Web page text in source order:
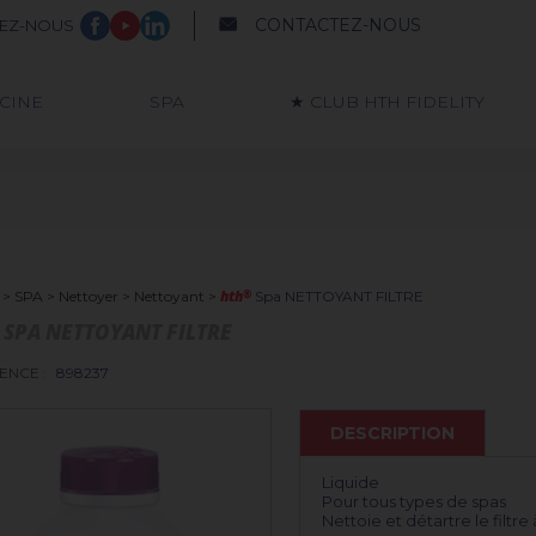
NOUS CONTACTEZ-NOUS
SPA ★ CLUB HTH FIDELITY
SPA Nettoyer Nettoyant hth® Spa NETTOYANT FILTRE
: 898237
DESCRIPTION
Liquide
Pour tous types de spas
Nettoie et détartre le filtre